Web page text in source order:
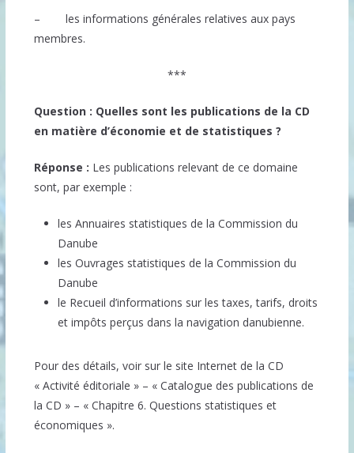
– les informations générales relatives aux pays
membres.
***
Question : Quelles sont les publications de la CD
en matière d’économie et de statistiques ?
Réponse : Les publications relevant de ce domaine
sont, par exemple :
les Annuaires statistiques de la Commission du
Danube
les Ouvrages statistiques de la Commission du
Danube
le Recueil d’informations sur les taxes, tarifs, droits
et impôts perçus dans la navigation danubienne.
Pour des détails, voir sur le site Internet de la CD
« Activité éditoriale » – « Catalogue des publications de
la CD » – « Chapitre 6. Questions statistiques et
économiques ».